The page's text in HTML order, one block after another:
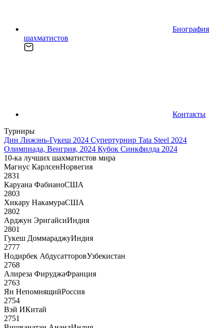
Биография
шахматистов
Контакты
Турниры
Дин Лижэнь-Гукеш 2024 Супертурнир Tata Steel 2024
Олимпиада, Венгрия, 2024 Кубок Синкфилда 2024
10-ка лучших шахматистов мира
Магнус КарлсенНорвегия
2831
Каруана ФабианоСША
2803
Хикару НакамураСША
2802
Арджун ЭригайсиИндия
2801
Гукеш ДоммараджуИндия
2777
Нодирбек АбдусатторовУзбекистан
2768
Алиреза ФируджаФранция
2763
Ян НепомнящийРоссия
2754
Вэй ИКитай
2751